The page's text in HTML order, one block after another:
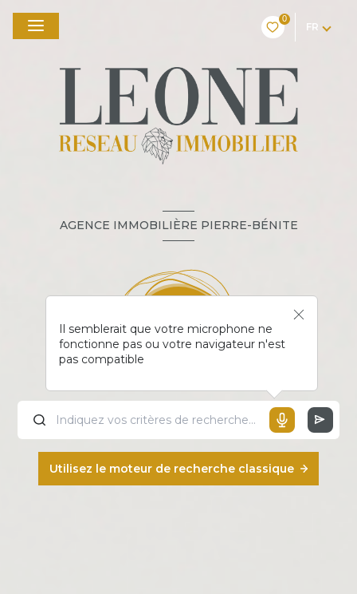
0
FR
AGENCE IMMOBILIÈRE PIERRE-BÉNITE
Il semblerait que votre microphone ne
fonctionne pas ou votre navigateur n'est
pas compatible
Utilisez le moteur de recherche classique